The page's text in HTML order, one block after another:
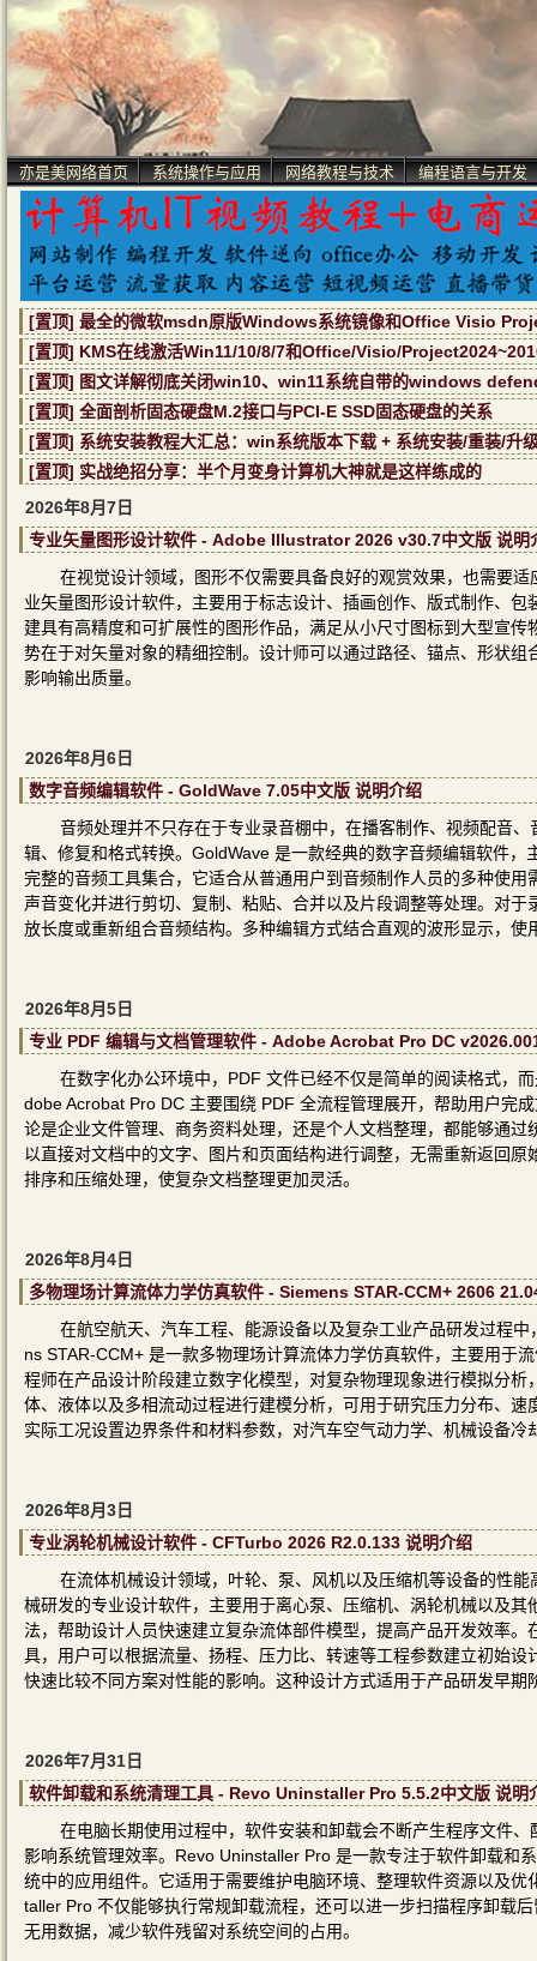
亦是美网络首页 系统操作与应用 网络教程与技术 编程语言与开发
[置顶] 最全的微软msdn原版Windows系统镜像和Office Visio
[置顶] KMS在线激活Win11/10/8/7和Office/Visio/
[置顶] 图文详解彻底关闭win10、win11系统自带的windows
[置顶] 全面剖析固态硬盘M.2接口与PCI-E SSD固态硬盘的关系
[置顶] 系统安装教程大汇总：win系统版本下载 + 系统安装/重装/升
[置顶] 实战绝招分享：半个月变身计算机大神就是这样练成的
2026年8月7日
专业矢量图形设计软件 - Adobe Illustrator 2026 v30.7中文版 说明
在视觉设计领域，图形不仅需要具备良好的观赏效果，也需要
业矢量图形设计软件，主要用于标志设计、插画创作、版式制作、
建具有高精度和可扩展性的图形作品，满足从小尺寸图标到大型宣
势在于对矢量对象的精细控制。设计师可以通过路径、锚点、形状
影响输出质量。
2026年8月6日
数字音频编辑软件 - GoldWave 7.05中文版 说明介绍
音频处理并不只存在于专业录音棚中，在播客制作、视频配音
辑、修复和格式转换。GoldWave 是一款经典的数字音频编辑软件
完整的音频工具集合，它适合从普通用户到音频制作人员的多种使
声音变化并进行剪切、复制、粘贴、合并以及片段调整等处理。对
放长度或重新组合音频结构。多种编辑方式结合直观的波形显示，使
2026年8月5日
专业 PDF 编辑与文档管理软件 - Adobe Acrobat Pro DC
在数字化办公环境中，PDF 文件已经不仅是简单的阅读格式，
dobe Acrobat Pro DC 主要围绕 PDF 全流程管理展开，帮助用户完
论是企业文件管理、商务资料处理，还是个人文档整理，都能够通
以直接对文档中的文字、图片和页面结构进行调整，无需重新返回
排序和压缩处理，使复杂文档整理更加灵活。
2026年8月4日
多物理场计算流体力学仿真软件 - Siemens STAR-CCM+ 2606
在航空航天、汽车工程、能源设备以及复杂工业产品研发过程
ns STAR-CCM+ 是一款多物理场计算流体力学仿真软件，主要用于
程师在产品设计阶段建立数字化模型，对复杂物理现象进行模拟分
体、液体以及多相流动过程进行建模分析，可用于研究压力分布、
实际工况设置边界条件和材料参数，对汽车空气动力学、机械设备
2026年8月3日
专业涡轮机械设计软件 - CFTurbo 2026 R2.0.133 说明介绍
在流体机械设计领域，叶轮、泵、风机以及压缩机等设备的性
械研发的专业设计软件，主要用于离心泵、压缩机、涡轮机械以及
法，帮助设计人员快速建立复杂流体部件模型，提高产品开发效率
具，用户可以根据流量、扬程、压力比、转速等工程参数建立初始
快速比较不同方案对性能的影响。这种设计方式适用于产品研发早
2026年7月31日
软件卸载和系统清理工具 - Revo Uninstaller Pro 5.5.2中文版 说明
在电脑长期使用过程中，软件安装和卸载会不断产生程序文件
影响系统管理效率。Revo Uninstaller Pro 是一款专注于软件卸载和
统中的应用组件。它适用于需要维护电脑环境、整理软件资源以及
taller Pro 不仅能够执行常规卸载流程，还可以进一步扫描程序卸载
无用数据，减少软件残留对系统空间的占用。